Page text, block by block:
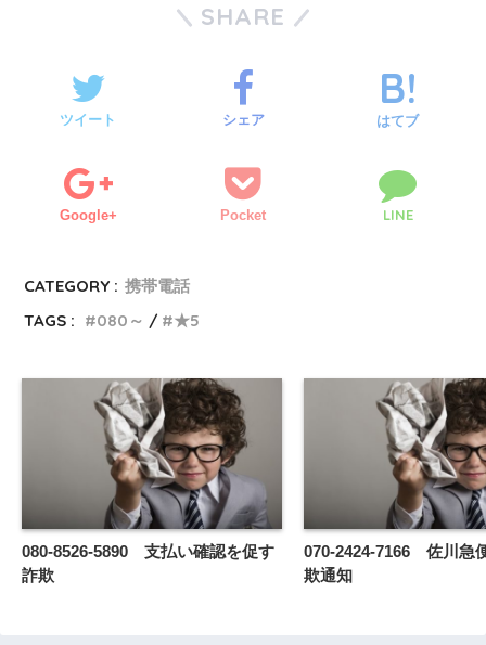
SHARE
ツイート シェア はてブ
Google+ Pocket LINE
CATEGORY : 携帯電話
TAGS :
080～ ★5
080-8526-5890 支払い確認を促す
詐欺
070-2424-7166 佐川急
欺通知